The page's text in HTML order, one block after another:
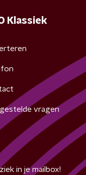
Klassiek
vragen
in je mailbox!